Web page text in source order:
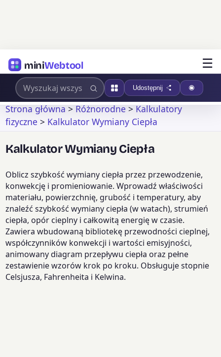
miniWebtool ☰
Udostępnij
Strona główna>Różnorodne>Kalkulatory
fizyczne > Kalkulator Wymiany Ciepła
Kalkulator Wymiany Ciepła
Oblicz szybkość wymiany ciepła przez przewodzenie,
konwekcję i promieniowanie. Wprowadź właściwości
materiału, powierzchnię, grubość i temperatury, aby
znaleźć szybkość wymiany ciepła (w watach), strumień
ciepła, opór cieplny i całkowitą energię w czasie.
Zawiera wbudowaną bibliotekę przewodności cieplnej,
współczynników konwekcji i wartości emisyjności,
animowany diagram przepływu ciepła oraz pełne
zestawienie wzorów krok po kroku. Obsługuje stopnie
Celsjusza, Fahrenheita i Kelwina.